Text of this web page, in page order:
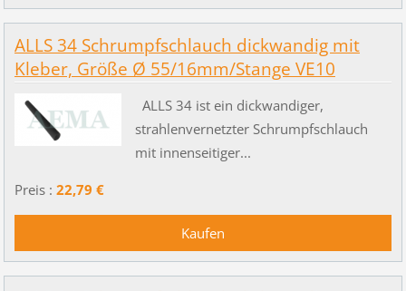
ALLS 34 Schrumpfschlauch dickwandig mit
Kleber, Größe Ø 55/16mm/Stange VE10
ALLS 34 ist ein dickwandiger,
strahlenvernetzter Schrumpfschlauch
mit innenseitiger...
Preis : 22,79 €